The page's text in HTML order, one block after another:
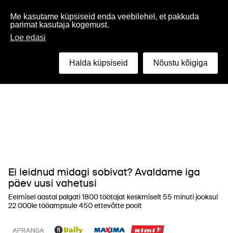
Eesti
Ei leidnud midagi sobivat? Avaldame iga
päev uusi vahetusi
Eelmisel aastal palgati 1800 töötajat keskmiselt 55 minuti jooksul
22 000le tööampsule 450 ettevõtte poolt
Me kasutame küpsiseid enda veebilehel, et pakkuda
parimat kasutaja kogemust.
Loe edasi
Halda küpsiseid Nõustu kõigiga